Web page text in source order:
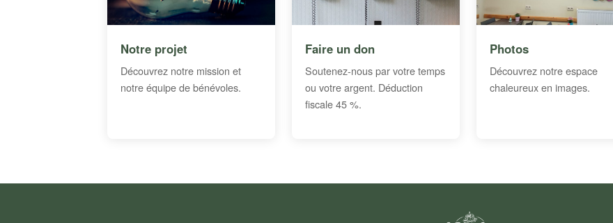
Notre projet
Découvrez notre mission et
notre équipe de bénévoles.
Faire un don
Soutenez-nous par votre temps
ou votre argent. Déduction
fiscale 45 %.
Photos
Découvrez notre espace
chaleureux en images.